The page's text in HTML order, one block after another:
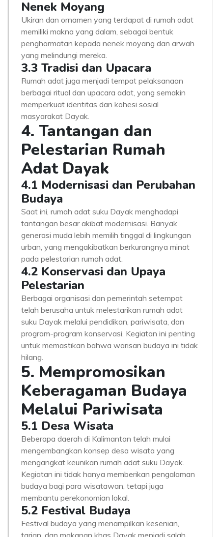
Nenek Moyang
Ukiran dan ornamen yang terdapat di rumah adat
memiliki makna yang dalam, sebagai bentuk
penghormatan kepada nenek moyang dan arwah
yang melindungi mereka.
3.3 Tradisi dan Upacara
Rumah adat juga menjadi tempat pelaksanaan
berbagai ritual dan upacara adat, yang semakin
memperkuat identitas dan kohesi sosial
masyarakat Dayak.
4. Tantangan dan
Pelestarian Rumah
Adat Dayak
4.1 Modernisasi dan Perubahan
Budaya
Saat ini, rumah adat suku Dayak menghadapi
tantangan besar akibat modernisasi. Banyak
generasi muda lebih memilih tinggal di lingkungan
urban, yang mengakibatkan berkurangnya minat
pada pelestarian rumah adat.
4.2 Konservasi dan Upaya
Pelestarian
Berbagai organisasi dan pemerintah setempat
telah berusaha untuk melestarikan rumah adat
suku Dayak melalui pendidikan, pariwisata, dan
program-program konservasi. Kegiatan ini penting
untuk memastikan bahwa warisan budaya ini tidak
hilang.
5. Mempromosikan
Keberagaman Budaya
Melalui Pariwisata
5.1 Desa Wisata
Beberapa daerah di Kalimantan telah mulai
mengembangkan konsep desa wisata yang
mengangkat keunikan rumah adat suku Dayak.
Kegiatan ini tidak hanya memberikan pengalaman
budaya bagi para wisatawan, tetapi juga
membantu perekonomian lokal.
5.2 Festival Budaya
Festival budaya yang menampilkan kesenian,
tarian, dan makanan khas Dayak menjadi salah